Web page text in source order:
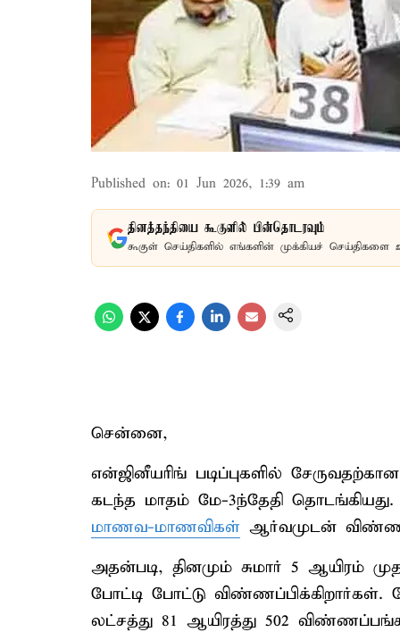
Published on: 01 Jun 2026, 1:39 am
தினத்தந்தியை கூகுளில் பின்தொடரவும்
கூகுள் செய்திகளில் எங்களின் முக்கியச் செய்திகளை
சென்னை,
என்ஜினீயரிங் படிப்புகளில்
கடந்த மாதம் மே-3ந்தேதி
மாணவ-மாணவிகள் ஆர்வமுடன்
அதன்படி, தினமும் சுமார் 5 ஆயிரம்
போட்டி போட்டு விண்ணப்பிக்கிறார்கள்.
லட்சத்து 81 ஆயிரத்து 502